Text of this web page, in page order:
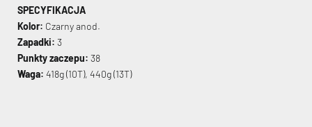
SPECYFIKACJA
Kolor: Czarny anod.
Zapadki: 3
Punkty zaczepu: 38
Waga: 418g (10T), 440g (13T)